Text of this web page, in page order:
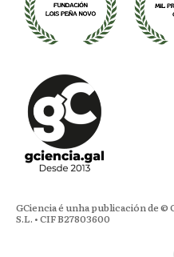
GCiencia é unha publicación de ©
S.L. • CIF B27803600